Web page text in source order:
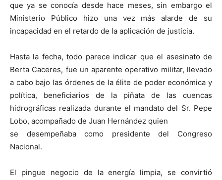
que ya se conocía desde hace meses, sin embargo el
Ministerio Público hizo una vez más alarde de su
incapacidad en el retardo de la aplicación de justicia.
Hasta la fecha, todo parece indicar que el asesinato de
Berta Caceres, fue un aparente operativo militar, llevado
a cabo bajo las órdenes de la élite de poder económica y
política, beneficiarios de la piñata de las cuencas
hidrográficas realizada durante el mandato del Sr. Pepe
Lobo, acompañado de Juan Hernández quien
se desempeñaba como presidente del Congreso
Nacional.
El pingue negocio de la energía limpia, se convirtió